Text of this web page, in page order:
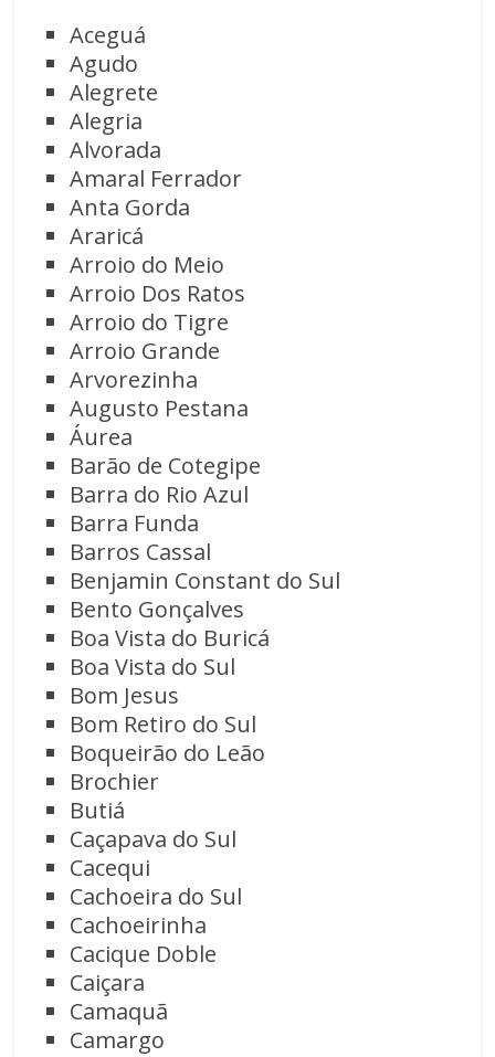
Aceguá
Agudo
Alegrete
Alegria
Alvorada
Amaral Ferrador
Anta Gorda
Araricá
Arroio do Meio
Arroio Dos Ratos
Arroio do Tigre
Arroio Grande
Arvorezinha
Augusto Pestana
Áurea
Barão de Cotegipe
Barra do Rio Azul
Barra Funda
Barros Cassal
Benjamin Constant do Sul
Bento Gonçalves
Boa Vista do Buricá
Boa Vista do Sul
Bom Jesus
Bom Retiro do Sul
Boqueirão do Leão
Brochier
Butiá
Caçapava do Sul
Cacequi
Cachoeira do Sul
Cachoeirinha
Cacique Doble
Caiçara
Camaquã
Camargo